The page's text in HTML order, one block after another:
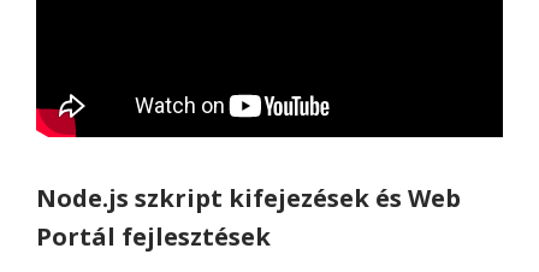
Node.js szkript kifejezések és Web
Portál fejlesztések